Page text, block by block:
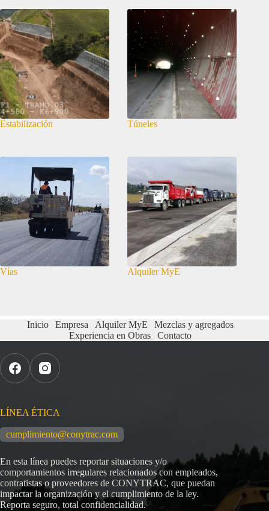
Estabilización Túneles
Vías Alquiler MyE
Inicio Empresa Alquiler MyE
Mezclas y agregados
Experiencia en Obras
Contacto
LÍNEA ÉTICA
cumplimiento@conytrac.com
En esta línea puedes reportar situaciones y/o
comportamientos irregulares relacionados con empleados,
contratistas o proveedores de CONYTRAC, que puedan
impactar la organización y el cumplimiento de la ley.
Reporta seguro, total confidencialidad.